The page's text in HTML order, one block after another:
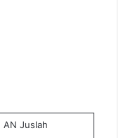
Juslah